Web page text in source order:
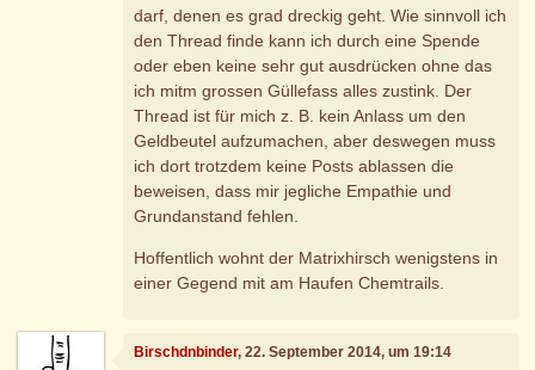
darf, denen es grad dreckig geht. Wie sinnvoll ich
den Thread finde kann ich durch eine Spende
oder eben keine sehr gut ausdrücken ohne das
ich mitm grossen Güllefass alles zustink. Der
Thread ist für mich z. B. kein Anlass um den
Geldbeutel aufzumachen, aber deswegen muss
ich dort trotzdem keine Posts ablassen die
beweisen, dass mir jegliche Empathie und
Grundanstand fehlen.
Hoffentlich wohnt der Matrixhirsch wenigstens in
einer Gegend mit am Haufen Chemtrails.
Birschdnbinder, 22. September 2014, um 19:14